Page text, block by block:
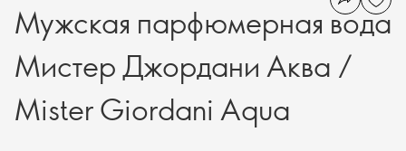
Мужская парфюмерная вода
Мистер Джордани Аква /
Mister Giordani Aqua